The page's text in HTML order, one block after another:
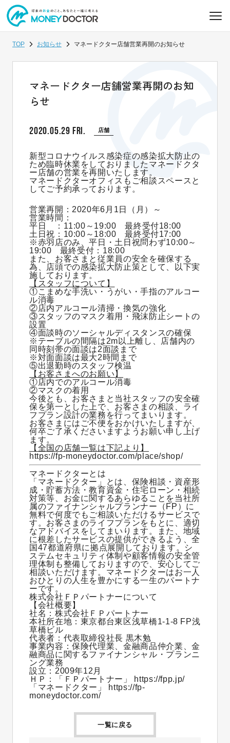
TOP お知らせ マネードクター店舗営業再開のお知らせ
マネードクター店舗営業再開のお知
らせ
2020.05.29 FRI. 店舗
新型コロナウイルス感染症の感染拡大防止の
ため臨時休業をしておりましたマネードクタ
ー店舗の営業を再開いたします。
マネードクターオフィスもご相談スペースと
してご予約承っております。
営業再開：2020年6月1日（月）～
営業時間：
平日 ：11:00～19:00 最終受付18:00
土日祝：10:00～18:00 最終受付17:00
※赤羽店のみ、平日・土日祝問わず10:00～
19:00 最終受付：18:00
また、お客さまと従業員の安全を確保する
為、店頭での感染拡大防止策として、
以下実
施しております。
【スタッフについて】
①こまめな手洗い・うがい・手指のアルコー
ル消毒
②店内アルコール清掃・換気の強化
③スタッフのマスク着用・飛沫防止シートの
設置
④面談時のソーシャルディスタンスの確保
※テーブルの間隔は2m以上離し、店舗内の
同時刻帯の面談は2面談まで
※対面面談は最大2時間まで
⑤出退勤時のスタッフ検温
【お客さまへのお願い】
①店内でのアルコール消毒
②マスクの着用
今後とも、お客さまと当社スタッフの安全確
保を第一とした上で、お客さまの相談、ライ
フプラン設計の業務を行ってまいります。
お客さまにはご不便をおかけいたしますが、
何卒ご了承くださいますようお願い申し上げ
ます。
【全国の店舗一覧は下記より】
https://fp-moneydoctor.com/place/shop/
マネードクターとは
「マネードクター」とは、保険相談・資産形
成・貯蓄方法・教育資金・住宅ローン・相続
対策等、お金に関するあらゆることを当社所
属のファイナンシャルプランナー（FP）に
無料で何度でもご相談いただけるサービスで
す。お客さまのライフプランをもとに、適切
なアドバイスをしてまいります。また、地域
に根差したサービスの提供ができるよう、全
国47都道府県に拠点展開しております。シ
ステムセキュリティ体制や顧客情報の安全管
理体制も整備しておりますので、安心してご
相談いただけます。マネードクターはお一人
おひとりの人生を豊かにする一生のパートナ
ーです。
株式会社ＦＰパートナーについて
【会社概要】
社名：株式会社ＦＰパートナー
本社所在地：東京都台東区浅草橋1-1-8 FP浅
草橋ビル
代表者：代表取締役社長 黒木勉
事業内容：保険代理業、金融商品仲介業、金
融商品に関するファイナンシャル・プランニ
ング業務
設立：2009年12月
ＨＰ：「ＦＰパートナー」 https://fpp.jp/
「マネードクター」 https://fp-
moneydoctor.com/
一覧に戻る